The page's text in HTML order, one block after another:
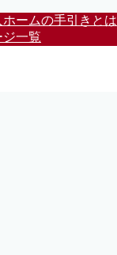
ホームの手引きとは
ジ一覧